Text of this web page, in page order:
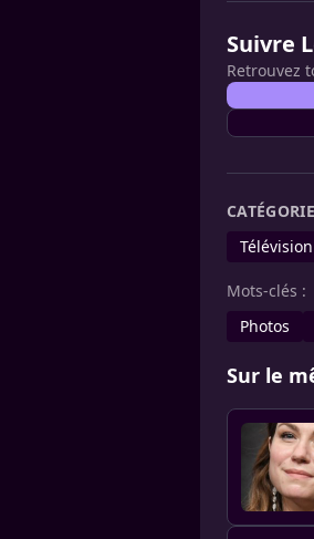
Suivre
Retrouvez
CATÉGORIE
Télévision
Mots-clés :
Photos
Sur le